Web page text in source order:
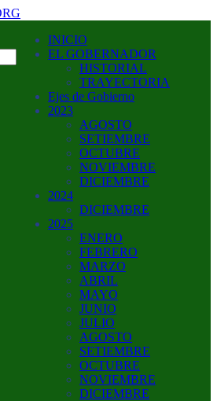
2023
INICIO
EL GOBERNADOR
HISTORIAL
TRAYECTORIA
Ejes de Gobierno
2023
AGOSTO
SETIEMBRE
OCTUBRE
NOVIEMBRE
DICIEMBRE
2024
DICIEMBRE
2025
ENERO
FEBRERO
MARZO
ABRIL
MAYO
JUNIO
JULIO
AGOSTO
SETIEMBRE
OCTUBRE
NOVIEMBRE
DICIEMBRE